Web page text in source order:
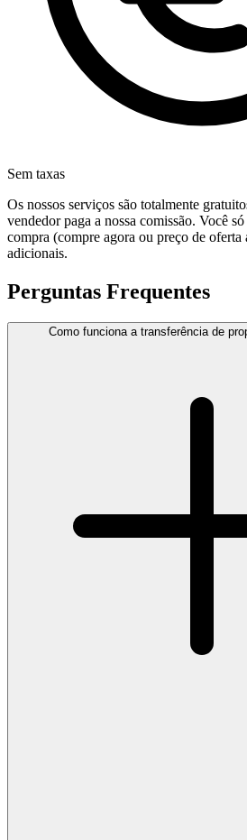
Sem taxas
Os nossos serviços são totalmente
vendedor paga a nossa comissão. Você
compra (compre agora ou preço de oferta
adicionais.
Perguntas Frequentes
Como funciona a transferência de